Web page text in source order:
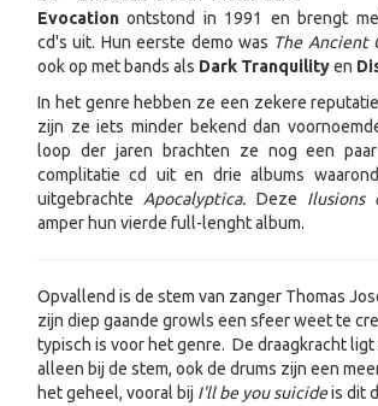
Evocationontstond in 1991 en brengt
cd's uit. Hun eerste demo was The Ancient
ook op met bands als Dark Tranquilityen
In het genre hebben ze een zekere
zijn ze iets minder bekend dan
loop der jaren brachten ze nog een
complitatie cd uit en drie albums
uitgebrachte Apocalyptica. Deze Ilusions
amper hun vierde full-lenght album.
Opvallend is de stem van zanger Thomas
zijn diep gaande growls een sfeer weet te
typisch is voor het genre. De draagkracht
alleen bij de stem, ook de drums zijn een
het geheel, vooral bij I'll be you suicideis dit